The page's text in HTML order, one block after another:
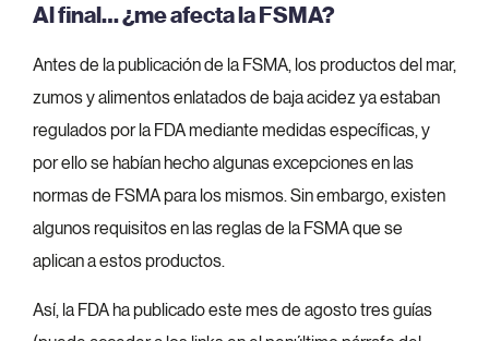
Al final… ¿me afecta la FSMA?
Antes de la publicación de la FSMA, los productos del mar,
zumos y alimentos enlatados de baja acidez ya estaban
regulados por la FDA mediante medidas específicas, y
por ello se habían hecho algunas excepciones en las
normas de FSMA para los mismos. Sin embargo, existen
algunos requisitos en las reglas de la FSMA que se
aplican a estos productos.
Así, la FDA ha publicado este mes de agosto tres guías